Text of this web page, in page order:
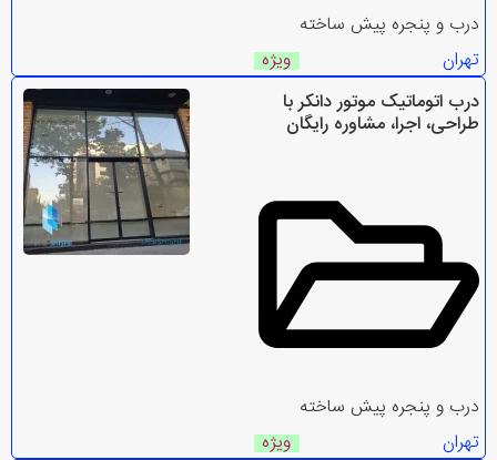
درب و پنجره پیش ساخته
تهران
ویژه
درب اتوماتیک موتور دانکر با
طراحی، اجرا، مشاوره رایگان
درب و پنجره پیش ساخته
تهران
ویژه